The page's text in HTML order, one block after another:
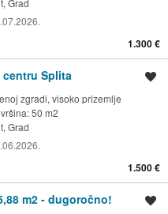
Grad
1.300 €
centru Splita
zgradi, visoko prizemlje
50 m2
Grad
1.500 €
m2 - dugoročno!